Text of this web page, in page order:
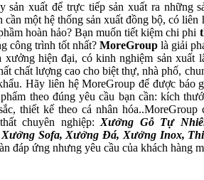
sản xuất để trực tiếp sản xuất ra những
cần một hệ thống sản xuất đồng bộ, có liên
hoàn hảo? Bạn muốn tiết kiệm chi phi
công trình tốt nhất? MoreGrouplà giải
hiện đại, có kinh nghiệm sản xuất
chất lượng cao cho biệt thự, nhà phố,
Hãy liên hệ MoreGroup để được báo
theo đúng yêu cầu bạn cần: kích
thiết kế theo cá nhân hóa..MoreGroup
chuyên nghiệp: Xưởng Gỗ Tự
Sofa, Xưởng Đá, Xưởng Inox,
đáp ứng nhưng yêu cầu của khách hàng